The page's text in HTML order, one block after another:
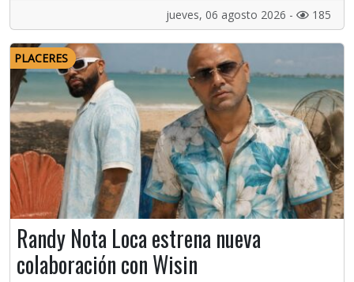
jueves, 06 agosto 2026 - 185
PLACERES
Randy Nota Loca estrena nueva
colaboración con Wisin